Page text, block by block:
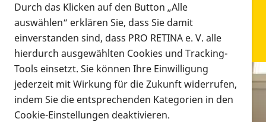
Infomaterial
Infomaterial
Durch das Klicken auf den Button „Alle
auswählen“ erklären Sie, dass Sie damit
einverstanden sind, dass PRO RETINA e. V. alle
hierdurch ausgewählten Cookies und Tracking-
Tools einsetzt. Sie können Ihre Einwilligung
jederzeit mit Wirkung für die Zukunft widerrufen,
indem Sie die entsprechenden Kategorien in den
Cookie-Einstellungen deaktivieren.